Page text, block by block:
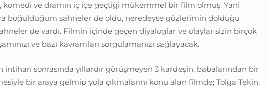
komedi ve dramın iç içe geçtiği mükemmel bir film olmuş. Yani
boğulduğum sahneler de oldu, neredeyse gözlerimin dolduğu
de vardı. Filmin içinde geçen diyaloglar ve olaylar sizin birçok
ve bazı kavramları sorgulamanızı sağlayacak.
sonrasında yıllardır görüşmeyen 3 kardeşin, babalarından bir
bir araya gelmip yola çıkmalarını konu alan filmde; Tolga Tekin,